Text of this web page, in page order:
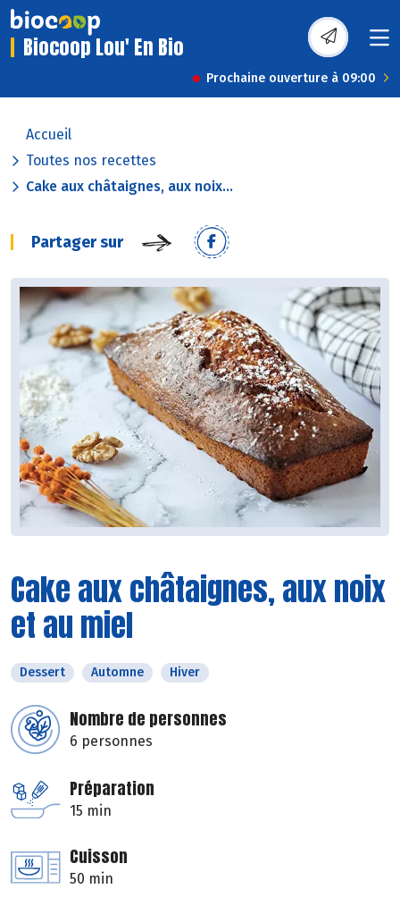
Biocoop Lou' En Bio
Prochaine ouverture à 09:00
Accueil
Toutes nos recettes
Cake aux châtaignes, aux noix...
Partager sur
Cake aux châtaignes, aux noix
et au miel
Dessert Automne Hiver
Nombre de personnes
6 personnes
Préparation
15 min
Cuisson
50 min